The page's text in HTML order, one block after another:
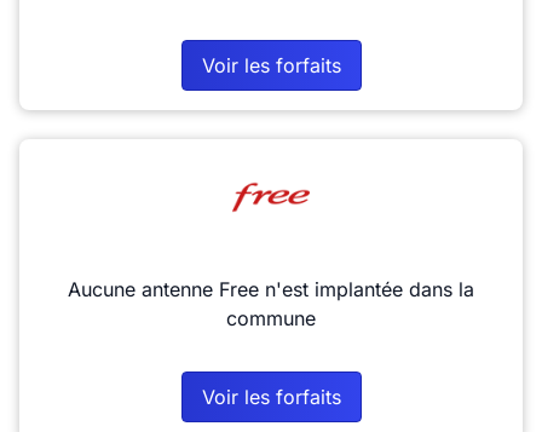
Voir les forfaits
Aucune antenne Free n'est implantée dans la
commune
Voir les forfaits